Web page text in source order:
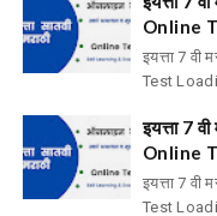
Online
इयत्ता 7 वी
Test
इयत्ता 7
Online
इयत्ता 7 वी
Test